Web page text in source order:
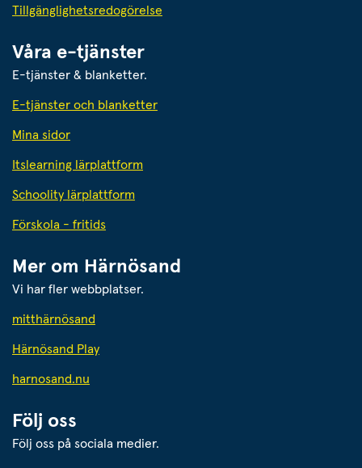
Tillgänglighetsredogörelse
Våra e-tjänster
E-tjänster & blanketter.
E-tjänster och blanketter
Mina sidor
Itslearning lärplattform
Schoolity lärplattform
Förskola - fritids
Mer om Härnösand
Vi har fler webbplatser.
mitthärnösand
Härnösand Play
harnosand.nu
Följ oss
Följ oss på sociala medier.